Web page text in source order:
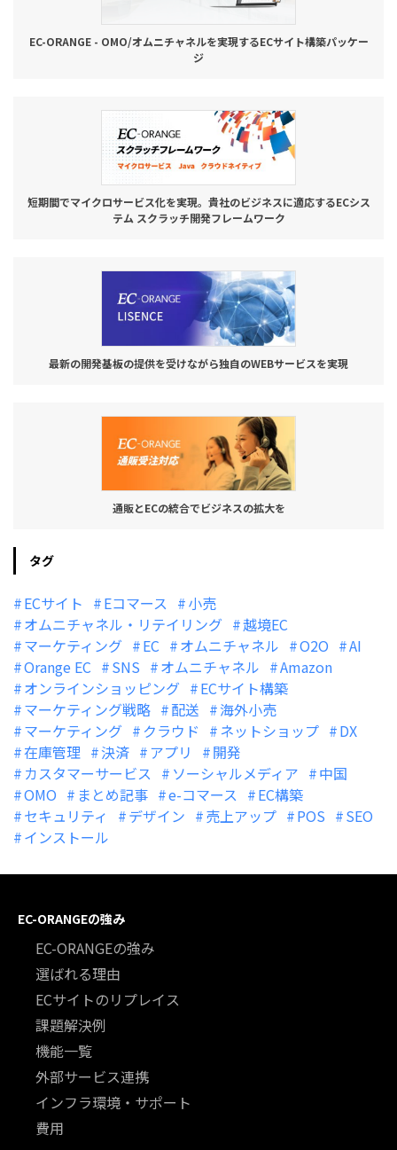
お問い合わせ
EC-ORANGE - OMO/オムニチャネルを実現するECサイト構築パッケー
ジ
短期間でマイクロサービス化を実現。貴社のビジネスに適応するECシス
テム スクラッチ開発フレームワーク
最新の開発基板の提供を受けながら独自のWEBサービスを実現
通販とECの統合でビジネスの拡大を
タグ
ECサイト Eコマース
小売
オムニチャネル・リテイリング
越境EC
マーケティング
EC オムニチャネル O2O
AI
Orange EC
SNS オムニチャネル
Amazon
オンラインショッピング
ECサイト構築
マーケティング戦略
配送
海外小売
マーケティング
クラウド ネットショップ
DX
在庫管理
決済 アプリ
開発
カスタマーサービス
ソーシャルメディア
中国
OMO
まとめ記事 e-コマース
EC構築
セキュリティ
デザイン 売上アップ POS
SEO
インストール
EC-ORANGEの強み
EC-ORANGEの強み
選ばれる理由
ECサイトのリプレイス
課題解決例
機能一覧
外部サービス連携
インフラ環境・サポート
費用